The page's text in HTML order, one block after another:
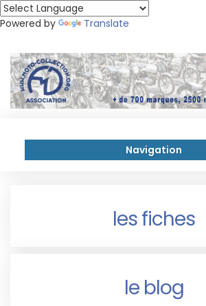
Powered by Translate
Navigation
les fiches
le blog